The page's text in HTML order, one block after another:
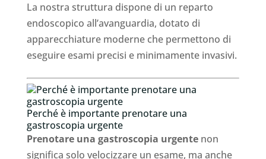
La nostra struttura dispone di un reparto
endoscopico all’avanguardia, dotato di
apparecchiature moderne che permettono di
eseguire esami precisi e minimamente invasivi.
Perché è importante prenotare una
gastroscopia urgente
Prenotare una gastroscopia urgentenon
significa solo velocizzare un esame, ma anche